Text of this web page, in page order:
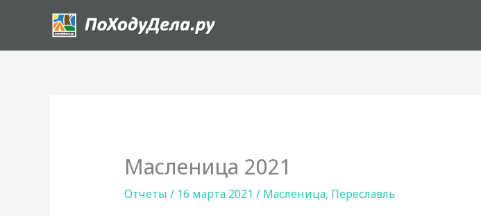
содержимому
Масленица 2021
Отчеты / 16 марта 2021 / Масленица, Переславль